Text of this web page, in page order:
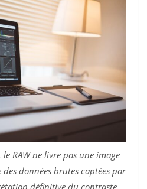
le RAW ne livre pas une image
des données brutes captées par
définitive du contraste,